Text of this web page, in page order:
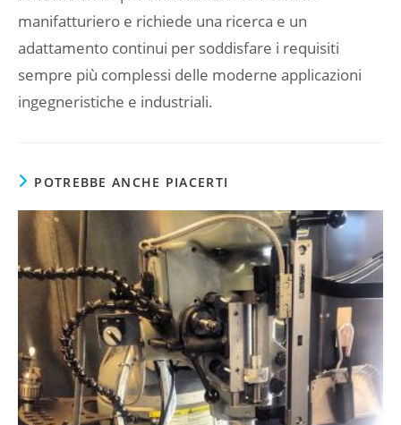
manifatturiero e richiede una ricerca e un
adattamento continui per soddisfare i requisiti
sempre più complessi delle moderne applicazioni
ingegneristiche e industriali.
POTREBBE ANCHE PIACERTI